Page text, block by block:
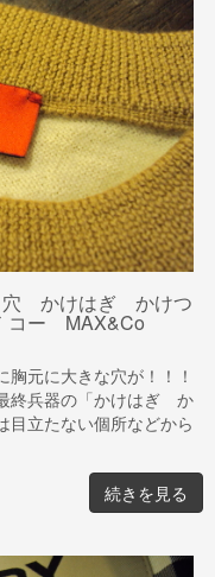
かけはぎ かけつ
コー MAX&Co
元に大きな穴が！！！
終兵器の「かけはぎ か
目立たない個所などから
続きを見る